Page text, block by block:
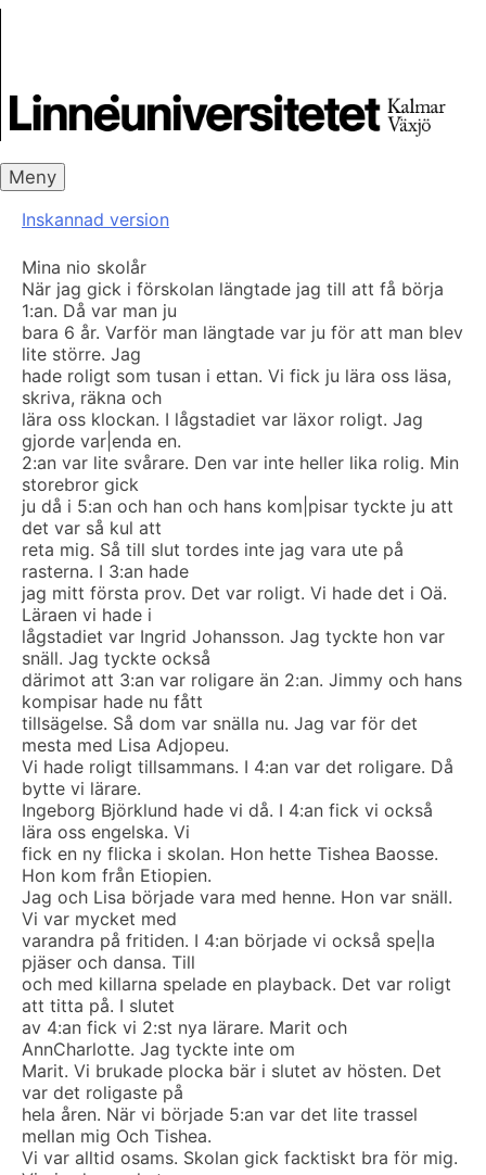
Meny
Inskannad version
Mina nio skolår
När jag gick i förskolan längtade jag till att få börja
1:an. Då var man ju
bara 6 år. Varför man längtade var ju för att man blev
lite större. Jag
hade roligt som tusan i ettan. Vi fick ju lära oss läsa,
skriva, räkna och
lära oss klockan. I lågstadiet var läxor roligt. Jag
gjorde var|enda en.
2:an var lite svårare. Den var inte heller lika rolig. Min
storebror gick
ju då i 5:an och han och hans kom|pisar tyckte ju att
det var så kul att
reta mig. Så till slut tordes inte jag vara ute på
rasterna. I 3:an hade
jag mitt första prov. Det var roligt. Vi hade det i Oä.
Läraen vi hade i
lågstadiet var Ingrid Johansson. Jag tyckte hon var
snäll. Jag tyckte också
därimot att 3:an var roligare än 2:an. Jimmy och hans
kompisar hade nu fått
tillsägelse. Så dom var snälla nu. Jag var för det
mesta med Lisa Adjopeu.
Vi hade roligt tillsammans. I 4:an var det roligare. Då
bytte vi lärare.
Ingeborg Björklund hade vi då. I 4:an fick vi också
lära oss engelska. Vi
fick en ny flicka i skolan. Hon hette Tishea Baosse.
Hon kom från Etiopien.
Jag och Lisa började vara med henne. Hon var snäll.
Vi var mycket med
varandra på fritiden. I 4:an började vi också spe|la
pjäser och dansa. Till
och med killarna spelade en playback. Det var roligt
att titta på. I slutet
av 4:an fick vi 2:st nya lärare. Marit och
AnnCharlotte. Jag tyckte inte om
Marit. Vi brukade plocka bär i slutet av hösten. Det
var det roligaste på
hela åren. När vi började 5:an var det lite trassel
mellan mig Och Tishea.
Vi var alltid osams. Skolan gick facktiskt bra för mig.